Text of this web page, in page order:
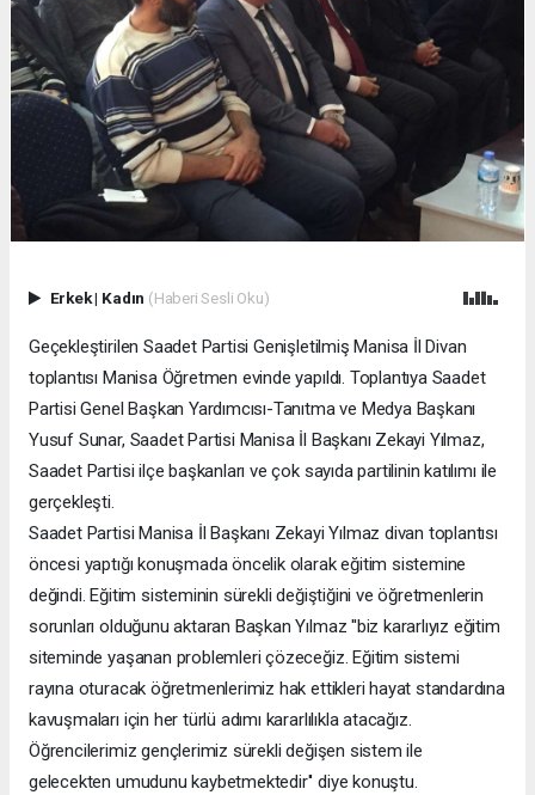
Erkek| Kadın (Haberi Sesli Oku)
Geçekleştirilen Saadet Partisi Genişletilmiş Manisa İl Divan
toplantısı Manisa Öğretmen evinde yapıldı. Toplantıya Saadet
Partisi Genel Başkan Yardımcısı-Tanıtma ve Medya Başkanı
Yusuf Sunar, Saadet Partisi Manisa İl Başkanı Zekayi Yılmaz,
Saadet Partisi ilçe başkanları ve çok sayıda partilinin katılımı ile
gerçekleşti.
Saadet Partisi Manisa İl Başkanı Zekayi Yılmaz divan toplantısı
öncesi yaptığı konuşmada öncelik olarak eğitim sistemine
değindi. Eğitim sisteminin sürekli değiştiğini ve öğretmenlerin
sorunları olduğunu aktaran Başkan Yılmaz ''biz kararlıyız eğitim
siteminde yaşanan problemleri çözeceğiz. Eğitim sistemi
rayına oturacak öğretmenlerimiz hak ettikleri hayat standardına
kavuşmaları için her türlü adımı kararlılıkla atacağız.
Öğrencilerimiz gençlerimiz sürekli değişen sistem ile
gelecekten umudunu kaybetmektedir'' diye konuştu.